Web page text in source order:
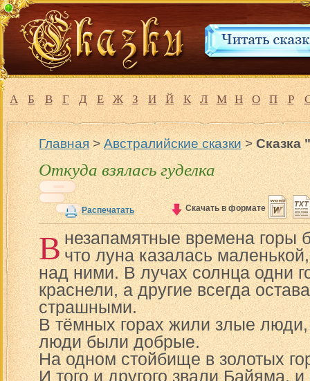
А Б В Г Д Е Ж З И Й К Л М Н О П Р
Главная>Австралийские сказки>Сказка
Откуда взялась гуделка
Распечатать Скачать в формате
Внезапамятные времена горы
что луна казалась
над ними. В лучах солнца одни
краснели, а другие всегда
страшными.
В тёмных горах жили злые люди,
люди были добрые.
На одном стойбище в золотых
И того и другого звали Байяма,